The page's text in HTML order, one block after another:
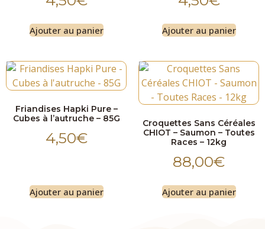
Ajouter au panier Ajouter au panier
Friandises Hapki Pure –
Cubes à l’autruche – 85G
4,50€
Ajouter au panier
Croquettes Sans Céréales
CHIOT – Saumon – Toutes
Races – 12kg
88,00€
Ajouter au panier